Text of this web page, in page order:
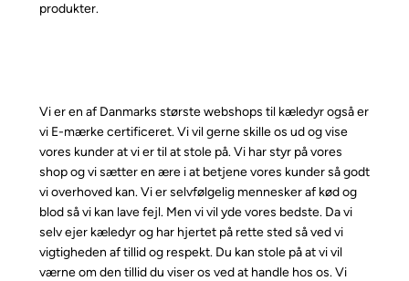
produkter.
Vi er en af Danmarks største webshops til kæledyr også er
vi E-mærke certificeret. Vi vil gerne skille os ud og vise
vores kunder at vi er til at stole på. Vi har styr på vores
shop og vi sætter en ære i at betjene vores kunder så godt
vi overhoved kan. Vi er selvfølgelig mennesker af kød og
blod så vi kan lave fejl. Men vi vil yde vores bedste. Da vi
selv ejer kæledyr og har hjertet på rette sted så ved vi
vigtigheden af tillid og respekt. Du kan stole på at vi vil
værne om den tillid du viser os ved at handle hos os. Vi